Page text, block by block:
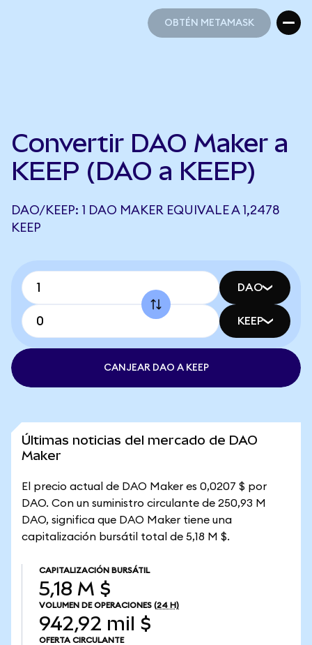
OBTÉN METAMASK
Convertir DAO Maker a
KEEP (DAO a KEEP)
DAO/KEEP: 1 DAO MAKER EQUIVALE A 1,2478
KEEP
DAO
KEEP
CANJEAR DAO A KEEP
Últimas noticias del mercado de DAO
Maker
El precio actual de DAO Maker es 0,0207 $ por
DAO. Con un suministro circulante de 250,93 M
DAO, significa que DAO Maker tiene una
capitalización bursátil total de 5,18 M $.
CAPITALIZACIÓN BURSÁTIL
5,18 M $
VOLUMEN DE OPERACIONES (24 H)
942,92 mil $
OFERTA CIRCULANTE